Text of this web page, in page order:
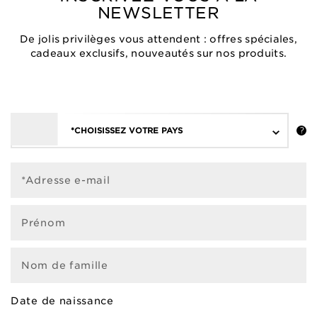
NEWSLETTER
De jolis privilèges vous attendent : offres spéciales,
cadeaux exclusifs, nouveautés sur nos produits.
*CHOISISSEZ VOTRE PAYS
*Adresse e-mail
Prénom
Nom de famille
Date de naissance